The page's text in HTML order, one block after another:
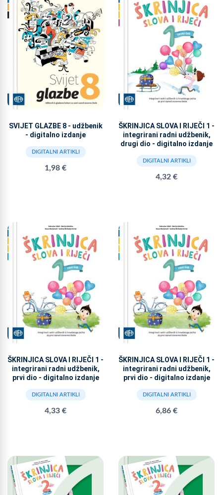
SVIJET GLAZBE 8 - udžbenik
- digitalno izdanje
DIGITALNI ARTIKLI
1,98 €
ŠKRINJICA SLOVA I RIJEČI 1 -
integrirani radni udžbenik,
drugi dio - digitalno izdanje
DIGITALNI ARTIKLI
4,32 €
ŠKRINJICA SLOVA I RIJEČI 1 -
integrirani radni udžbenik,
prvi dio - digitalno izdanje
DIGITALNI ARTIKLI
4,33 €
ŠKRINJICA SLOVA I RIJEČI 1 -
integrirani radni udžbenik,
prvi dio - digitalno izdanje
DIGITALNI ARTIKLI
6,86 €